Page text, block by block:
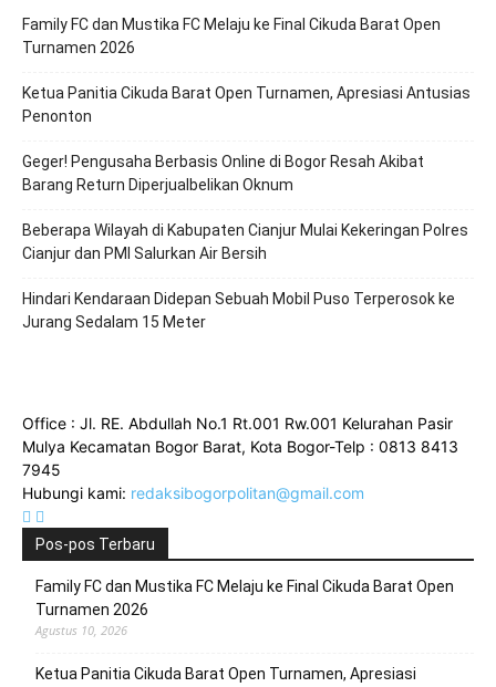
Family FC dan Mustika FC Melaju ke Final Cikuda Barat Open
Turnamen 2026
Ketua Panitia Cikuda Barat Open Turnamen, Apresiasi Antusias
Penonton
Geger! Pengusaha Berbasis Online di Bogor Resah Akibat
Barang Return Diperjualbelikan Oknum
Beberapa Wilayah di Kabupaten Cianjur Mulai Kekeringan Polres
Cianjur dan PMI Salurkan Air Bersih
Hindari Kendaraan Didepan Sebuah Mobil Puso Terperosok ke
Jurang Sedalam 15 Meter
Office : Jl. RE. Abdullah No.1 Rt.001 Rw.001 Kelurahan Pasir
Mulya Kecamatan Bogor Barat, Kota Bogor-Telp : 0813 8413
7945
Hubungi kami: redaksibogorpolitan@gmail.com
Pos-pos Terbaru
Family FC dan Mustika FC Melaju ke Final Cikuda Barat Open
Turnamen 2026
Agustus 10, 2026
Ketua Panitia Cikuda Barat Open Turnamen, Apresiasi